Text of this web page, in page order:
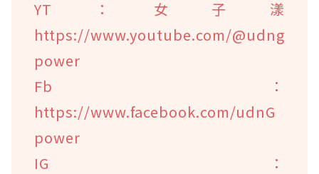
YT：女子漾
https://www.youtube.com/@udng
power
Fb：
https://www.facebook.com/udnG
power
IG：